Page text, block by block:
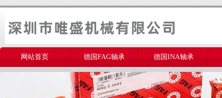
网站首页 德国FAG轴承 德国INA轴承